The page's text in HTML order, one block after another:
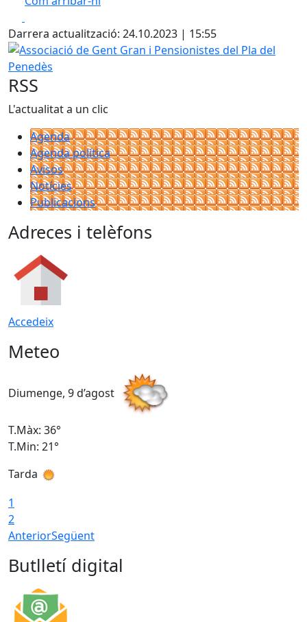
+
−
Darrera actualització: 24.10.2023 | 15:55
Associació de Gent Gran i Pensionistes del Pla del
RSS
L'actualitat a un clic
Agenda
Agenda política
Avisos
Notícies
Publicacions
Adreces i telèfons
Accedeix
Meteo
Diumenge, 9 d’agost
T.Màx: 36°
T.Min: 21°
Tarda
1
2
AnteriorSegüent
Butlletí digital